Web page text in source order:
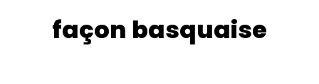
façon basquaise